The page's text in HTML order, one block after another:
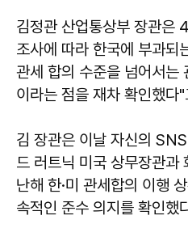
김정관 산업통상부 장관은
조사에 따라 한국에 부과되
관세 합의 수준을 넘어서는
이라는 점을 재차 확인했다
김 장관은 이날 자신의
드 러트닉 미국 상무장관과
난해 한·미 관세합의 이행
속적인 준수 의지를 확인했